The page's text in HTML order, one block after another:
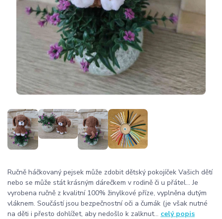
Ručně háčkovaný pejsek může zdobit dětský pokojíček Vašich dětí
nebo se může stát krásným dárečkem v rodině či u přátel... Je
vyrobena ručně z kvalitní 100% žinylkové příze, vyplněna dutým
vláknem. Součástí jsou bezpečnostní oči a čumák (je však nutné
na děti i přesto dohlížet, aby nedošlo k zalknut... celý popis